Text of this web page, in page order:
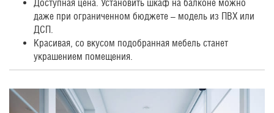
Доступная цена. Установить шкаф на балконе можно
даже при ограниченном бюджете – модель из ПВХ или
ДСП.
Красивая, со вкусом подобранная мебель станет
украшением помещения.